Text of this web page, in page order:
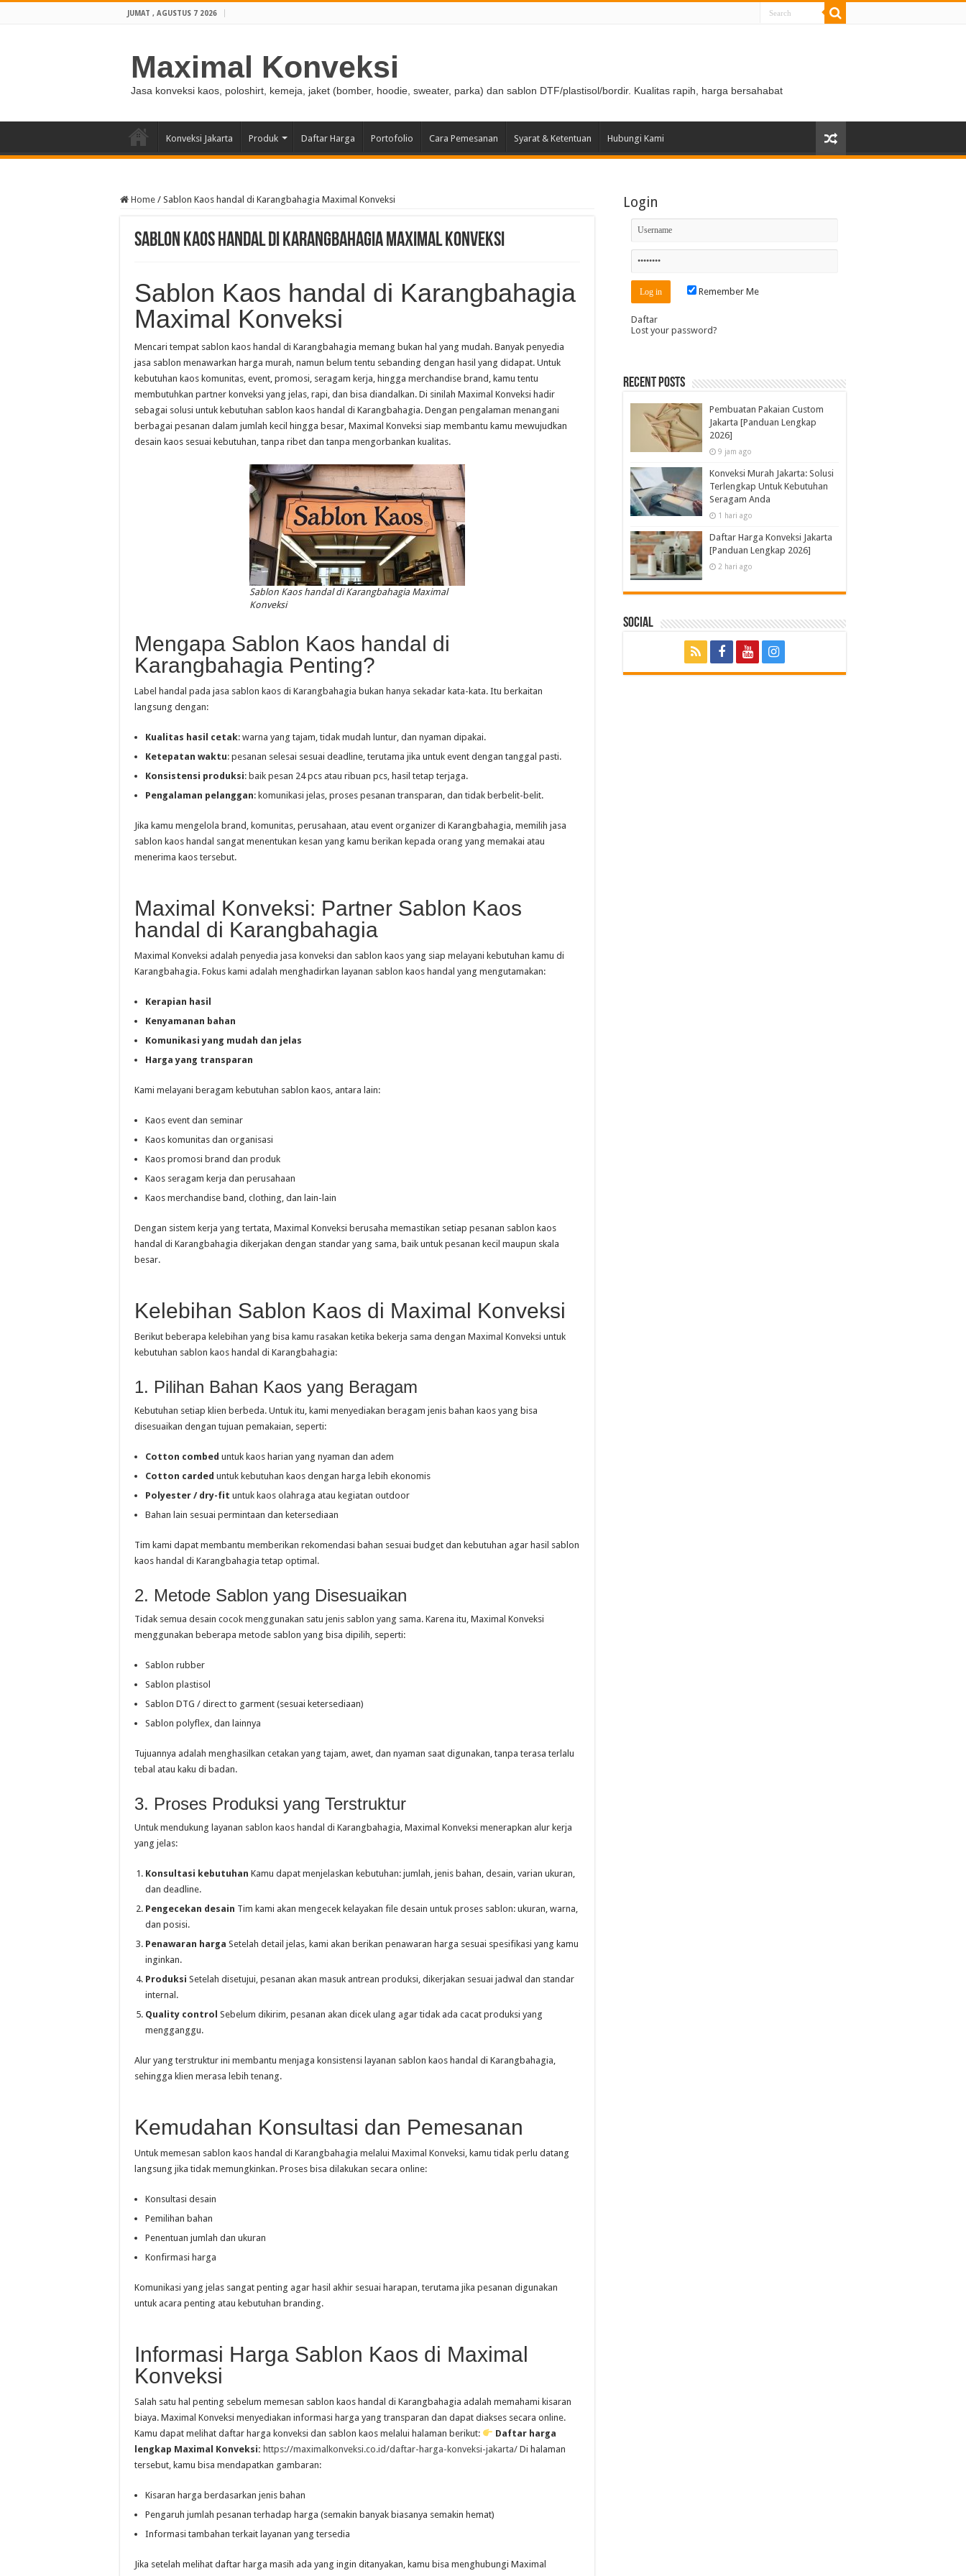
JUMAT , AGUSTUS 7 2026
Maximal Konveksi
Jasa konveksi kaos, poloshirt, kemeja, jaket (bomber, hoodie, sweater, parka) dan sablon DTF/plastisol/bordir. Kualitas rapih, harga bersahabat
Konveksi Jakarta Produk Daftar Harga Portofolio Cara Pemesanan Syarat & Ketentuan Hubungi Kami
Home / Sablon Kaos handal di Karangbahagia Maximal Konveksi
Sablon Kaos handal di Karangbahagia Maximal Konveksi
Sablon Kaos handal di Karangbahagia
Maximal Konveksi
Mencari tempat sablon kaos handal di Karangbahagia memang bukan hal yang mudah. Banyak penyedia
jasa sablon menawarkan harga murah, namun belum tentu sebanding dengan hasil yang didapat. Untuk
kebutuhan kaos komunitas, event, promosi, seragam kerja, hingga merchandise brand, kamu tentu
membutuhkan partner konveksi yang jelas, rapi, dan bisa diandalkan. Di sinilah Maximal Konveksi hadir
sebagai solusi untuk kebutuhan sablon kaos handal di Karangbahagia. Dengan pengalaman menangani
berbagai pesanan dalam jumlah kecil hingga besar, Maximal Konveksi siap membantu kamu mewujudkan
desain kaos sesuai kebutuhan, tanpa ribet dan tanpa mengorbankan kualitas.
Sablon Kaos handal di Karangbahagia Maximal
Konveksi
Mengapa Sablon Kaos handal di
Karangbahagia Penting?
Label handal pada jasa sablon kaos di Karangbahagia bukan hanya sekadar kata-kata. Itu berkaitan
langsung dengan:
Kualitas hasil cetak: warna yang tajam, tidak mudah luntur, dan nyaman dipakai.
Ketepatan waktu: pesanan selesai sesuai deadline, terutama jika untuk event dengan tanggal pasti.
Konsistensi produksi: baik pesan 24 pcs atau ribuan pcs, hasil tetap terjaga.
Pengalaman pelanggan: komunikasi jelas, proses pesanan transparan, dan tidak berbelit-belit.
Jika kamu mengelola brand, komunitas, perusahaan, atau event organizer di Karangbahagia, memilih jasa
sablon kaos handal sangat menentukan kesan yang kamu berikan kepada orang yang memakai atau
menerima kaos tersebut.
Maximal Konveksi: Partner Sablon Kaos
handal di Karangbahagia
Maximal Konveksi adalah penyedia jasa konveksi dan sablon kaos yang siap melayani kebutuhan kamu di
Karangbahagia. Fokus kami adalah menghadirkan layanan sablon kaos handal yang mengutamakan:
Kerapian hasil
Kenyamanan bahan
Komunikasi yang mudah dan jelas
Harga yang transparan
Kami melayani beragam kebutuhan sablon kaos, antara lain:
Kaos event dan seminar
Kaos komunitas dan organisasi
Kaos promosi brand dan produk
Kaos seragam kerja dan perusahaan
Kaos merchandise band, clothing, dan lain-lain
Dengan sistem kerja yang tertata, Maximal Konveksi berusaha memastikan setiap pesanan sablon kaos
handal di Karangbahagia dikerjakan dengan standar yang sama, baik untuk pesanan kecil maupun skala
besar.
Kelebihan Sablon Kaos di Maximal Konveksi
Berikut beberapa kelebihan yang bisa kamu rasakan ketika bekerja sama dengan Maximal Konveksi untuk
kebutuhan sablon kaos handal di Karangbahagia:
1. Pilihan Bahan Kaos yang Beragam
Kebutuhan setiap klien berbeda. Untuk itu, kami menyediakan beragam jenis bahan kaos yang bisa
disesuaikan dengan tujuan pemakaian, seperti:
Cotton combed untuk kaos harian yang nyaman dan adem
Cotton carded untuk kebutuhan kaos dengan harga lebih ekonomis
Polyester / dry-fit untuk kaos olahraga atau kegiatan outdoor
Bahan lain sesuai permintaan dan ketersediaan
Tim kami dapat membantu memberikan rekomendasi bahan sesuai budget dan kebutuhan agar hasil sablon
kaos handal di Karangbahagia tetap optimal.
2. Metode Sablon yang Disesuaikan
Tidak semua desain cocok menggunakan satu jenis sablon yang sama. Karena itu, Maximal Konveksi
menggunakan beberapa metode sablon yang bisa dipilih, seperti:
Sablon rubber
Sablon plastisol
Sablon DTG / direct to garment (sesuai ketersediaan)
Sablon polyflex, dan lainnya
Tujuannya adalah menghasilkan cetakan yang tajam, awet, dan nyaman saat digunakan, tanpa terasa terlalu
tebal atau kaku di badan.
3. Proses Produksi yang Terstruktur
Untuk mendukung layanan sablon kaos handal di Karangbahagia, Maximal Konveksi menerapkan alur kerja
yang jelas:
Konsultasi kebutuhan Kamu dapat menjelaskan kebutuhan: jumlah, jenis bahan, desain, varian ukuran,
dan deadline.
Pengecekan desain Tim kami akan mengecek kelayakan file desain untuk proses sablon: ukuran, warna,
dan posisi.
Penawaran harga Setelah detail jelas, kami akan berikan penawaran harga sesuai spesifikasi yang kamu
inginkan.
Produksi Setelah disetujui, pesanan akan masuk antrean produksi, dikerjakan sesuai jadwal dan standar
internal.
Quality control Sebelum dikirim, pesanan akan dicek ulang agar tidak ada cacat produksi yang
mengganggu.
Alur yang terstruktur ini membantu menjaga konsistensi layanan sablon kaos handal di Karangbahagia,
sehingga klien merasa lebih tenang.
Kemudahan Konsultasi dan Pemesanan
Untuk memesan sablon kaos handal di Karangbahagia melalui Maximal Konveksi, kamu tidak perlu datang
langsung jika tidak memungkinkan. Proses bisa dilakukan secara online:
Konsultasi desain
Pemilihan bahan
Penentuan jumlah dan ukuran
Konfirmasi harga
Komunikasi yang jelas sangat penting agar hasil akhir sesuai harapan, terutama jika pesanan digunakan
untuk acara penting atau kebutuhan branding.
Informasi Harga Sablon Kaos di Maximal
Konveksi
Salah satu hal penting sebelum memesan sablon kaos handal di Karangbahagia adalah memahami kisaran
biaya. Maximal Konveksi menyediakan informasi harga yang transparan dan dapat diakses secara online.
Kamu dapat melihat daftar harga konveksi dan sablon kaos melalui halaman berikut:
Daftar harga
lengkap Maximal Konveksi: https://maximalkonveksi.co.id/daftar-harga-konveksi-jakarta/ Di halaman
tersebut, kamu bisa mendapatkan gambaran:
Kisaran harga berdasarkan jenis bahan
Pengaruh jumlah pesanan terhadap harga (semakin banyak biasanya semakin hemat)
Informasi tambahan terkait layanan yang tersedia
Jika setelah melihat daftar harga masih ada yang ingin ditanyakan, kamu bisa menghubungi Maximal
Login
Remember Me
Daftar
Lost your password?
Recent Posts
Pembuatan Pakaian Custom
Jakarta [Panduan Lengkap
2026]
9 jam ago
Konveksi Murah Jakarta: Solusi
Terlengkap Untuk Kebutuhan
Seragam Anda
1 hari ago
Daftar Harga Konveksi Jakarta
[Panduan Lengkap 2026]
2 hari ago
Social